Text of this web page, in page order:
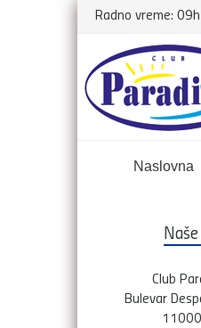
Radno vreme:
Naslovna
Club
Bulevar